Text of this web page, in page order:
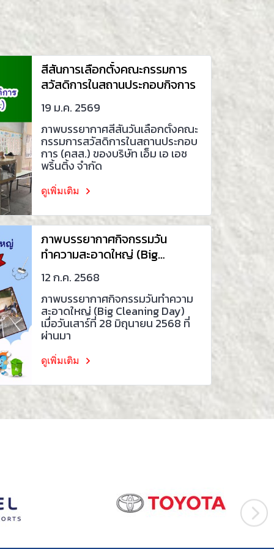
สีสันการเลือกตั้งคณะกรรมการ
สวัสดิการในสถานประกอบกิจการ
19 ม.ค. 2569
ภาพบรรยากาศสีสันวันเลือกตั้งคณะ
กรรมการสวัสดิการในสถานประกอบ
การ (คสส.) ของบริษัท เอ็ม เอ เอช
พริ้นติ้ง จำกัด
ดูเพิ่มเติม
ภาพบรรยากาศกิจกรรมวัน
ทำความสะอาดใหญ่ (Big
Cleaning Day)
12 ก.ค. 2568
ภาพบรรยากาศกิจกรรมวันทำความ
สะอาดใหญ่ (Big Cleaning Day)
เมื่อวันเสาร์ที่ 28 มิถุนายน 2568 ที่
ผ่านมา
ดูเพิ่มเติม